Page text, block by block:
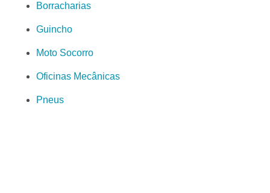
Borracharias
Guincho
Moto Socorro
Oficinas Mecânicas
Pneus